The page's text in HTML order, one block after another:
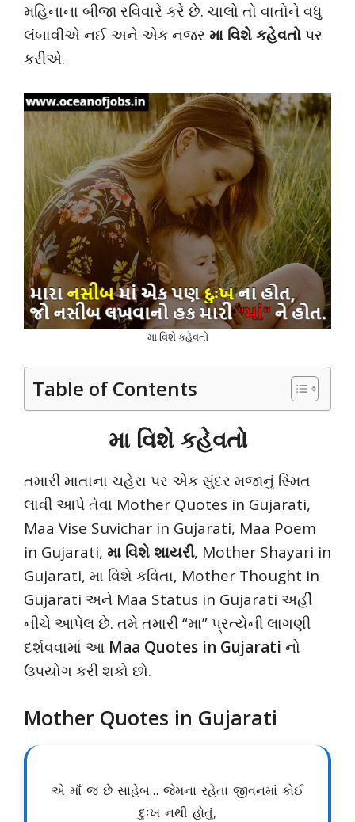
મહિનાના બીજા રવિવારે કરે છે. ચાલો તો વાતોને વધુ
લંબાવીએ નઈ અને એક નજર મા વિશે કહેવતો પર
કરીએ.
મા વિશે કહેવતો
Table of Contents
મા વિશે કહેવતો
તમારી માતાના ચહેરા પર એક સુંદર મજાનું સ્મિત
લાવી આપે તેવા Mother Quotes in Gujarati,
Maa Vise Suvichar in Gujarati, Maa Poem
in Gujarati, મા વિશે શાયરી, Mother Shayari in
Gujarati, મા વિશે કવિતા, Mother Thought in
Gujarati અને Maa Status in Gujarati અહીં
નીચે આપેલ છે. તમે તમારી “મા” પ્રત્યેની લાગણી
દર્શવવામાં આ Maa Quotes in Gujarati નો
ઉપયોગ કરી શકો છો.
Mother Quotes in Gujarati
એ માઁ જ છે સાહેબ… જેમના રહેતા જીવનમાં કોઈ
દુઃખ નથી હોતું,